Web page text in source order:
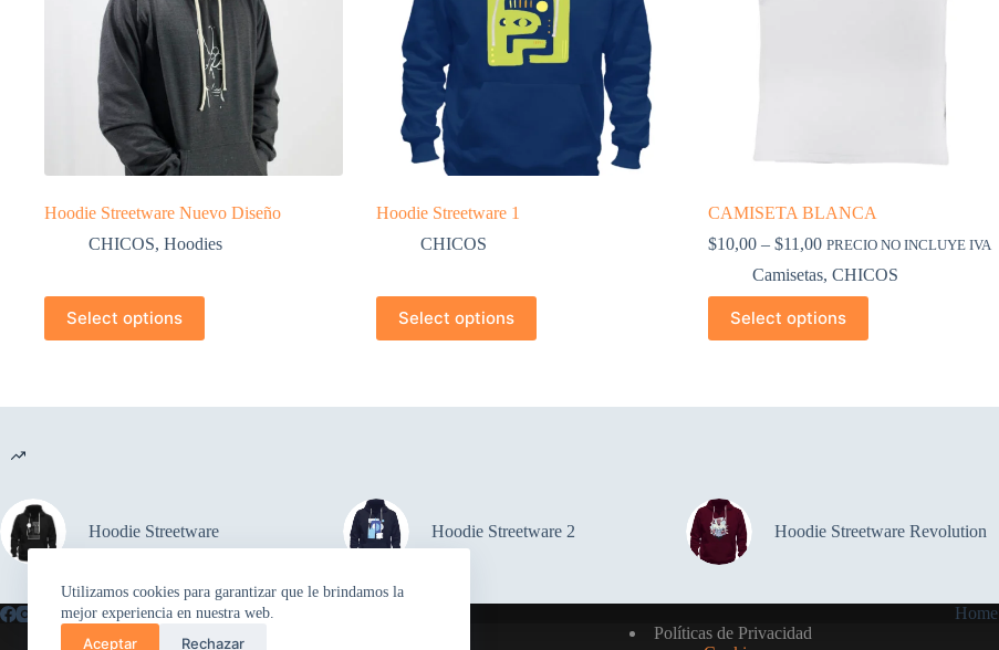
Utilizamos cookies para garantizar que le brindamos la
mejor experiencia en nuestra web.
Aceptar Rechazar
Hoodie Streetware Nuevo Diseño
CHICOS, Hoodies
Select options
Hoodie Streetware 1
CHICOS
Select options
CAMISETA BLANCA
$10,00– $11,00 PRECIO NO INCLUYE IVA
Camisetas, CHICOS
Select options
Hoodie Streetware Hoodie Streetware 2 Hoodie Streetware Revolution
Home
Políticas de Privacidad